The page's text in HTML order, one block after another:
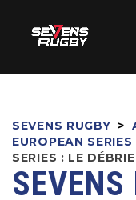
SEVENS RUGBY >
EUROPEAN SERIES
SERIES : LE
SEVENS